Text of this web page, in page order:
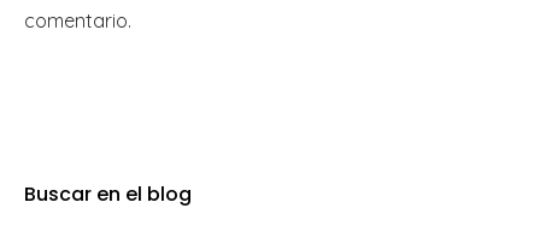
comentario.
Buscar en el blog